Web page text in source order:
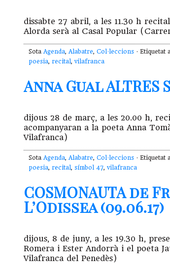
dissabte 27 abril, a les 11.30 h
Alorda serà al Casal Popular
Sota Agenda, Alabatre, Col·leccions · Etiquetat
poesia, recital, vilafranca
Anna Gual ALTRES
dijous 28 de març, a les 20.00 h,
acompanyaran a la poeta Anna
Vilafranca)
Sota Agenda, Alabatre, Col·leccions · Etiquetat
poesia, recital, símbol 47, vilafranca
COSMONAUTA
L’Odissea (09.06.17)
dijous, 8 de juny, a les 19.30 h,
Romera i Ester Andorrà i el poeta
Vilafranca del Penedès)